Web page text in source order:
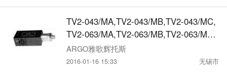
TV2-043/MA,TV2-043/MB,TV2-043/MC,
TV2-063/MA,TV2-063/MB,TV2-063/MC,
ARGO 3路压力补偿器
ARGO雅歌辉托斯
2016-01-16 15:33 无锡市